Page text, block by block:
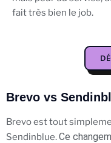
fait très bien le job.
Brevo vs
Brevo est tout
Sendinblue.Ce